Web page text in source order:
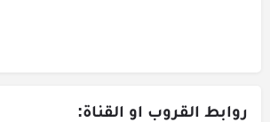
روابط القروب او القناة: